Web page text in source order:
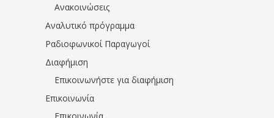
Ανακοινώσεις
Αναλυτικό πρόγραμμα
Ραδιοφωνικοί Παραγωγοί
Διαφήμιση
Επικοινωνήστε για διαφήμιση
Επικοινωνία
Επικοινωνία